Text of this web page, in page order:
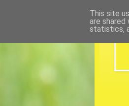
This site
are
statistics,